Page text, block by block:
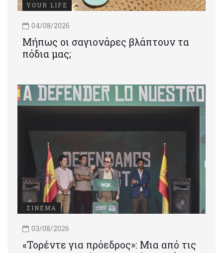
YOUR LIFE
04/08/2026
Μήπως οι σαγιονάρες βλάπτουν τα
πόδια μας;
ΣΙΝΕΜΑ
03/08/2026
«Τορέντε για πρόεδρος»: Mια από τις